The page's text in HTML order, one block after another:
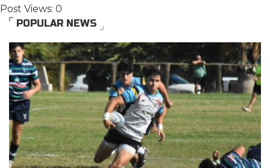
Post Views: 0
POPULAR NEWS